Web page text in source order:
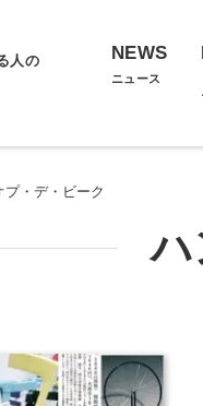
人の
NEWS
ニュース
プ・デ・ビーク
ハ